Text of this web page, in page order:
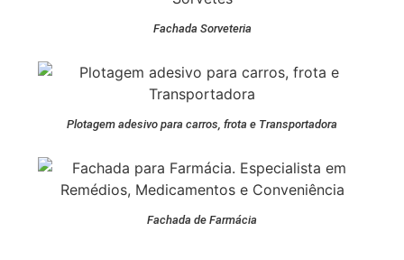
Fachada Sorveteria
Plotagem adesivo para carros, frota e Transportadora
Fachada de Farmácia